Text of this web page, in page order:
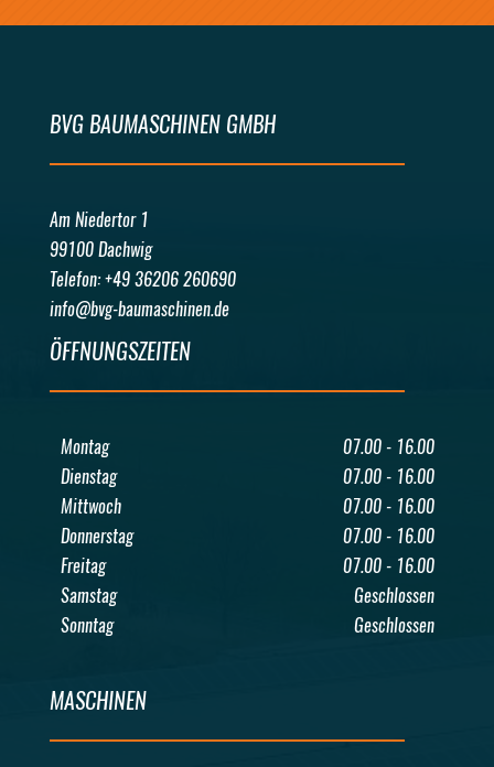
BVG BAUMASCHINEN GMBH
Am Niedertor 1
99100 Dachwig
Telefon: +49 36206 260690
info@bvg-baumaschinen.de
ÖFFNUNGSZEITEN
Montag
07.00 - 16.00
Dienstag
07.00 - 16.00
Mittwoch
07.00 - 16.00
Donnerstag
07.00 - 16.00
Freitag
07.00 - 16.00
Samstag
Geschlossen
Sonntag
Geschlossen
MASCHINEN